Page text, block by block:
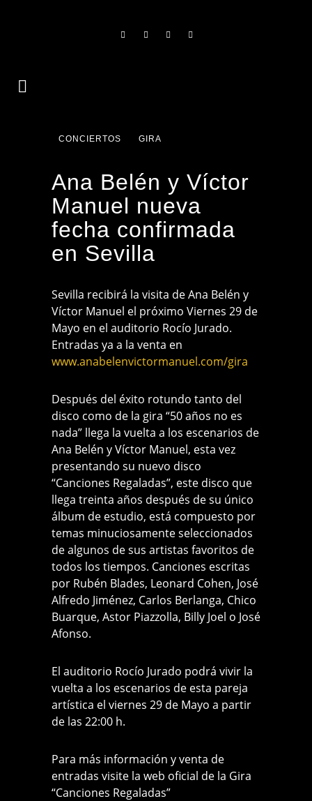
CONCIERTOS GIRA
Ana Belén y Víctor
Manuel nueva
fecha confirmada
en Sevilla
Sevilla recibirá la visita de Ana Belén y
Víctor Manuel el próximo Viernes 29 de
Mayo en el auditorio Rocío Jurado.
Entradas ya a la venta en
www.anabelenvictormanuel.com/gira
Después del éxito rotundo tanto del
disco como de la gira “50 años no es
nada” llega la vuelta a los escenarios de
Ana Belén y Víctor Manuel, esta vez
presentando su nuevo disco
“Canciones Regaladas”, este disco que
llega treinta años después de su único
álbum de estudio, está compuesto por
temas minuciosamente seleccionados
de algunos de sus artistas favoritos de
todos los tiempos. Canciones escritas
por Rubén Blades, Leonard Cohen, José
Alfredo Jiménez, Carlos Berlanga, Chico
Buarque, Astor Piazzolla, Billy Joel o José
Afonso.
El auditorio Rocío Jurado podrá vivir la
vuelta a los escenarios de esta pareja
artística el viernes 29 de Mayo a partir
de las 22:00 h.
Para más información y venta de
entradas visite la web oficial de la Gira
“Canciones Regaladas”